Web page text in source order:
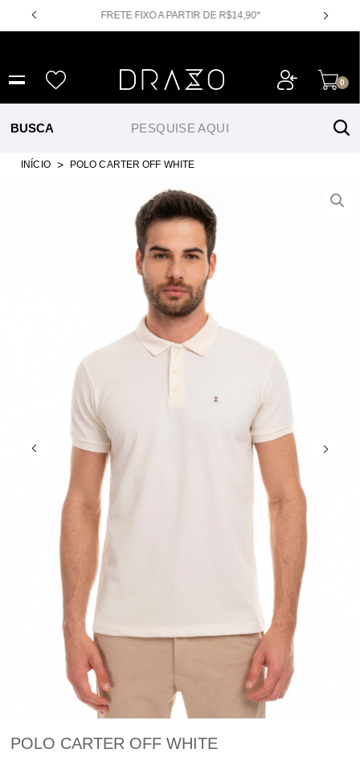
FRETE FIXO A PARTIR DE R$14,90*
NOVIDADES
0
INÍCIO POLO CARTER OFF WHITE
POLO CARTER OFF WHITE